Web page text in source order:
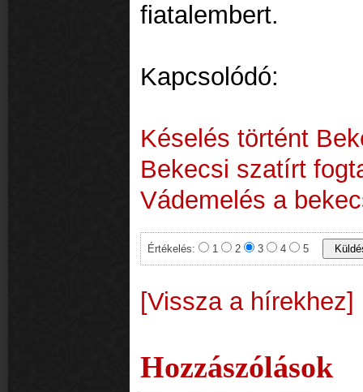
fiatalembert.
Kapcsolódó:
Késelés történt
Bekecsi szatírt
Vádemelés a
Értékelés: 1 2 3 4 5
[Vissza a hírekhez]
Hozzászólások